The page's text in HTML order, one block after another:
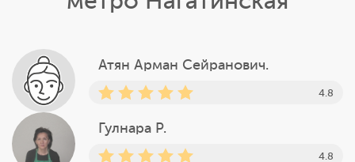
Атян Арман Сейранович.
4.8
Гулнара Р.
4.8